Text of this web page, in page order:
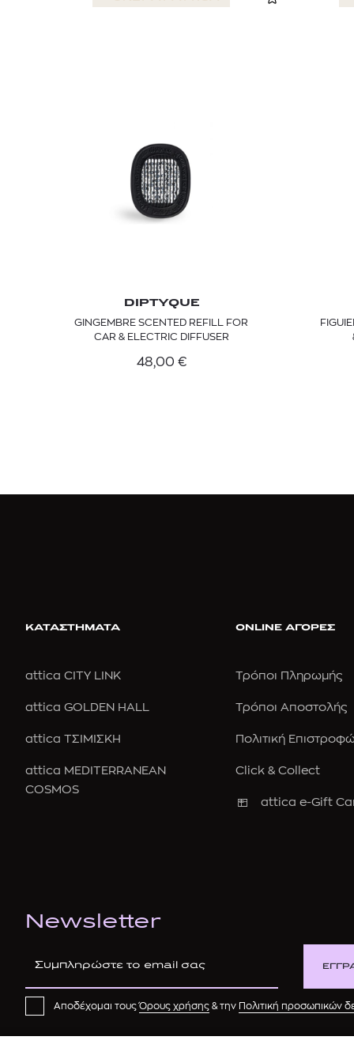
DIPTYQUE
GINGEMBRE SCENTED REFILL FOR
CAR & ELECTRIC DIFFUSER
48,00 €
ΚΑΤΑΣΤΗΜΑΤΑ
attica CITY LINK
attica GOLDEN HALL
attica ΤΣΙΜΙΣΚΗ
attica MEDITERRANEAN
COSMOS
ONLINE ΑΓΟΡΕΣ
Τρόποι Πληρωμής
Τρόποι Αποστολής
Πολιτική
Click & Collect
attica e-Gift
Newsletter
Αποδέχομαι τουςΌρους χρήσης & την Πολιτική προσωπικών